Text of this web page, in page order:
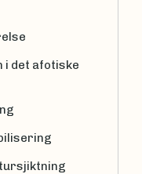
i det afotiske